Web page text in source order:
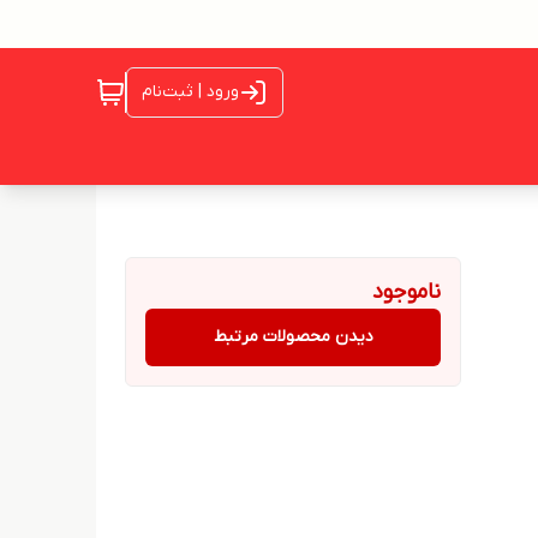
ورود | ثبت‌نام
ناموجود
دیدن محصولات مرتبط